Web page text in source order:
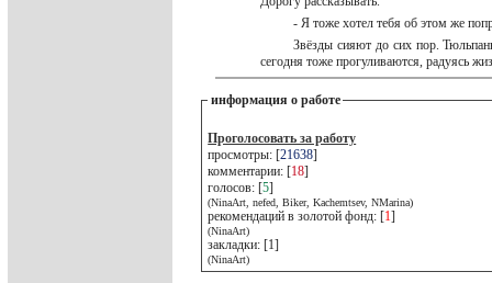
- Я тоже хотел тебя об этом же
Звёзды сияют до сих пор.
сегодня тоже прогуливаются, радуясь
информация о работе
Проголосовать за работу
просмотры: [21638]
комментарии: [18]
голосов: [5]
(NinaArt, nefed, Biker, Kachemtsev, NMarina)
рекомендаций в золотой фонд: [1]
(NinaArt)
закладки: [1]
(NinaArt)